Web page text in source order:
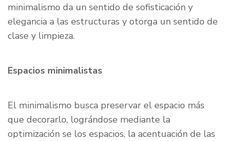
minimalismo da un sentido de sofisticación y
elegancia a las estructuras y otorga un sentido de
clase y limpieza.
Espacios minimalistas
El minimalismo busca preservar el espacio más
que decorarlo, lográndose mediante la
optimización se los espacios, la acentuación de las